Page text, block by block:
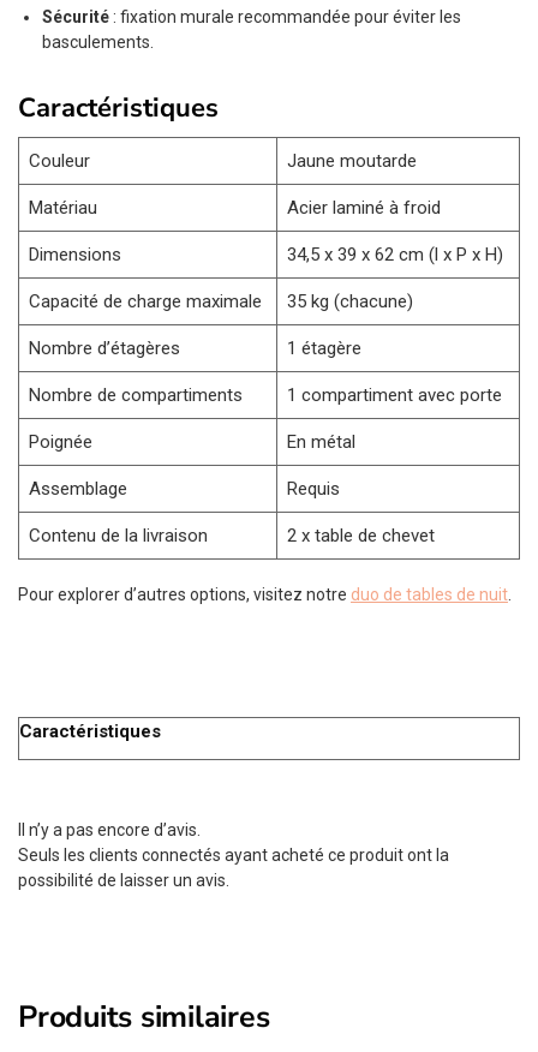
Sécurité : fixation murale recommandée pour éviter les
basculements.
Caractéristiques
Couleur Jaune moutarde
Matériau Acier laminé à froid
Dimensions 34,5 x 39 x 62 cm (l x P x H)
Capacité de charge maximale 35 kg (chacune)
Nombre d’étagères 1 étagère
Nombre de compartiments 1 compartiment avec porte
Poignée En métal
Assemblage Requis
Contenu de la livraison 2 x table de chevet
Pour explorer d’autres options, visitez notre duo de tables de nuit
Caractéristiques
Il n’y a pas encore d’avis.
Seuls les clients connectés ayant acheté ce produit ont la
possibilité de laisser un avis.
Produits similaires